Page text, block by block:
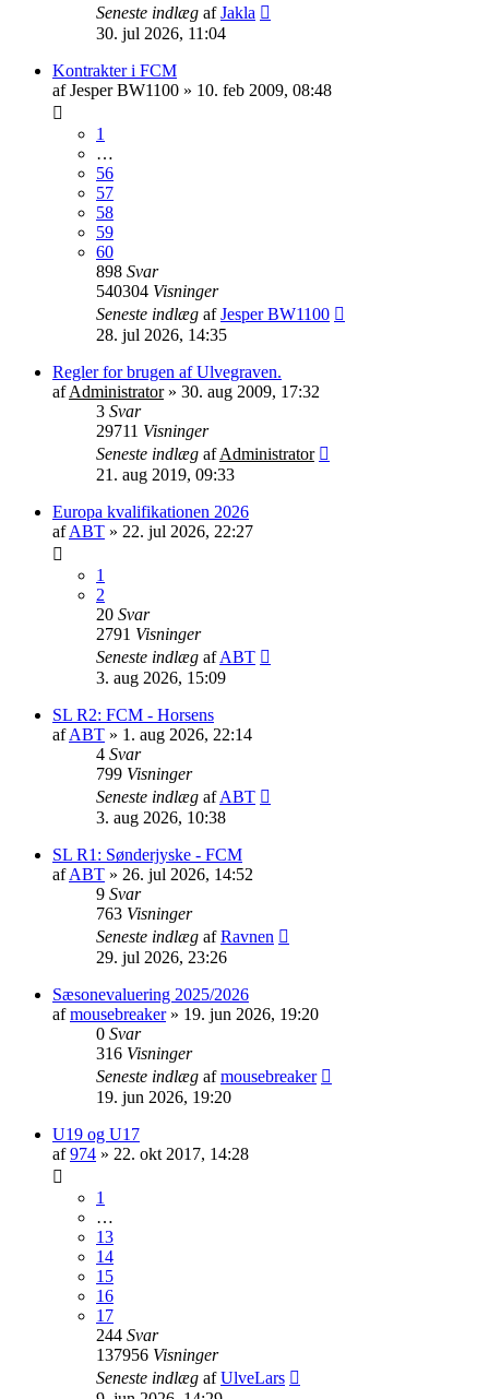
Seneste indlæg afJakla
30. jul 2026, 11:04
Kontrakter i FCM
afJesper BW1100 » 10. feb 2009, 08:48
1
…
56
57
58
59
60
898 Svar
540304 Visninger
Seneste indlæg afJesper BW1100
28. jul 2026, 14:35
Regler for brugen af Ulvegraven.
afAdministrator» 30. aug 2009, 17:32
3 Svar
29711 Visninger
Seneste indlæg afAdministrator
21. aug 2019, 09:33
Europa kvalifikationen 2026
afABT » 22. jul 2026, 22:27
1
2
20 Svar
2791 Visninger
Seneste indlæg afABT
3. aug 2026, 15:09
SL R2: FCM - Horsens
afABT » 1. aug 2026, 22:14
4 Svar
799 Visninger
Seneste indlæg afABT
3. aug 2026, 10:38
SL R1: Sønderjyske - FCM
afABT » 26. jul 2026, 14:52
9 Svar
763 Visninger
Seneste indlæg afRavnen
29. jul 2026, 23:26
Sæsonevaluering 2025/2026
afmousebreaker» 19. jun 2026, 19:20
0 Svar
316 Visninger
Seneste indlæg afmousebreaker
19. jun 2026, 19:20
U19 og U17
af974 » 22. okt 2017, 14:28
1
…
13
14
15
16
17
244 Svar
137956 Visninger
Seneste indlæg afUlveLars